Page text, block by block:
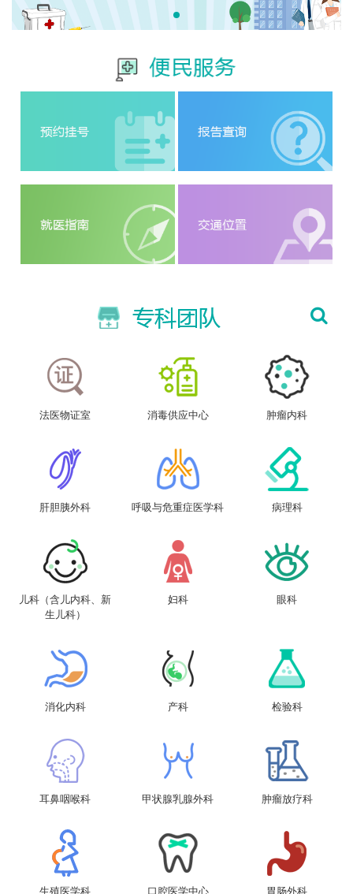
法医物证室 消毒供应中心 肿瘤内科
肝胆胰外科 呼吸与危重症医学科 病理科
儿科（含儿内科、新
生儿科）
妇科 眼科
消化内科 产科 检验科
耳鼻咽喉科 甲状腺乳腺外科 肿瘤放疗科
生殖医学科 口腔医学中心 胃肠外科